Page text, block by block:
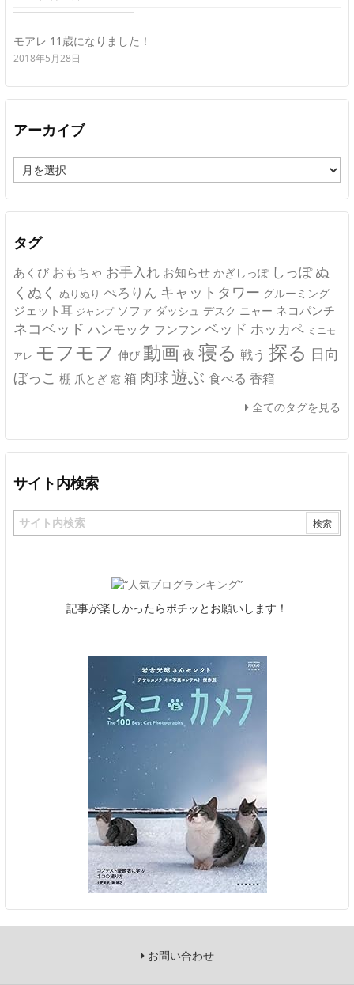
モアレ 11歳になりました！
2018年5月28日
アーカイブ
ー
カ
イ
タグ
あくび おもちゃ お手入れ お知らせ かぎしっぽ しっぽ ぬ
くぬく ぬりぬり ぺろりん キャットタワー グルーミング
ジェット耳 ジャンプ ソファ ダッシュ デスク ニャー ネコパンチ
ネコベッド ハンモック フンフン ベッド ホッカペ ミニモ
アレ モフモフ 伸び 動画 夜 寝る 戦う 探る 日向
ぼっこ 棚 爪とぎ 窓 箱 肉球 遊ぶ 食べる 香箱
全てのタグを見る
サイト内検索
記事が楽しかったらポチッとお願いします！
お問い合わせ